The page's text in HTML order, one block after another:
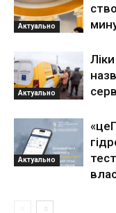
Актуально
Актуально
Актуально